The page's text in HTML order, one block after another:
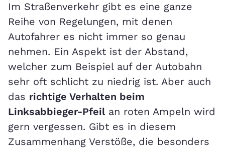
Im Straßenverkehr gibt es eine ganze
Reihe von Regelungen, mit denen
Autofahrer es nicht immer so genau
nehmen. Ein Aspekt ist der Abstand,
welcher zum Beispiel auf der Autobahn
sehr oft schlicht zu niedrig ist. Aber auch
das richtige Verhalten beim
Linksabbieger-Pfeilan roten Ampeln wird
gern vergessen. Gibt es in diesem
Zusammenhang Verstöße, die besonders